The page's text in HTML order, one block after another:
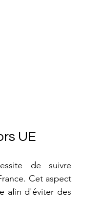
UE
de suivre
Cet aspect
afin d'éviter des